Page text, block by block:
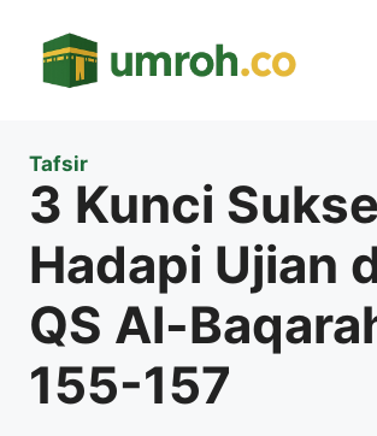
Tafsir
3 Kunci
Hadapi Ujian
QS Al-
155-157